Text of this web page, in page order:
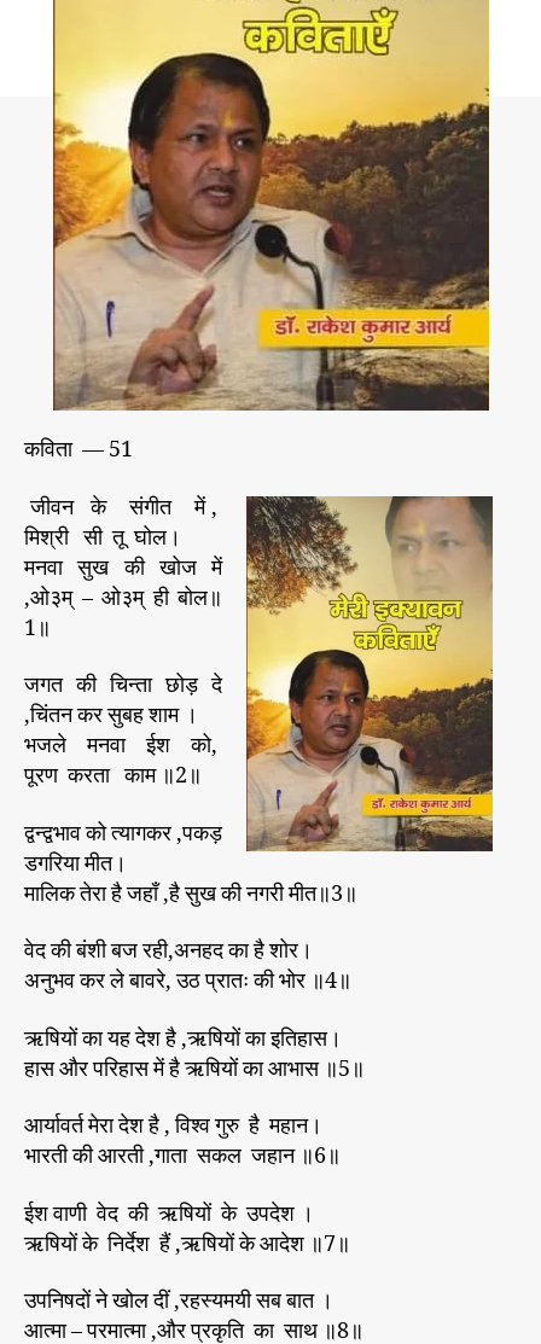
मा
न
भ
वि
ष्य
–
1
कविता — 51
जीवन के संगीत में ,
मिश्री सी तू घोल।
मनवा सुख की खोज में
,ओ३म् – ओ३म् ही बोल॥
1॥
जगत की चिन्ता छोड़ दे
,चिंतन कर सुबह शाम ।
भजले मनवा ईश को,
पूरण करता काम ॥2॥
द्वन्द्वभाव को त्यागकर ,पकड़
डगरिया मीत।
मालिक तेरा है जहाँ ,है सुख की नगरी मीत॥3॥
वेद की बंशी बज रही,अनहद का है शोर।
अनुभव कर ले बावरे, उठ प्रातः की भोर ॥4॥
ऋषियों का यह देश है ,ऋषियों का इतिहास।
हास और परिहास में है ऋषियों का आभास ॥5॥
आर्यावर्त मेरा देश है , विश्व गुरु है महान।
भारती की आरती ,गाता सकल जहान ॥6॥
ईश वाणी वेद की ऋषियों के उपदेश ।
ऋषियों के निर्देश हैं ,ऋषियों के आदेश ॥7॥
उपनिषदों ने खोल दीं ,रहस्यमयी सब बात ।
आत्मा – परमात्मा ,और प्रकृति का साथ ॥8॥